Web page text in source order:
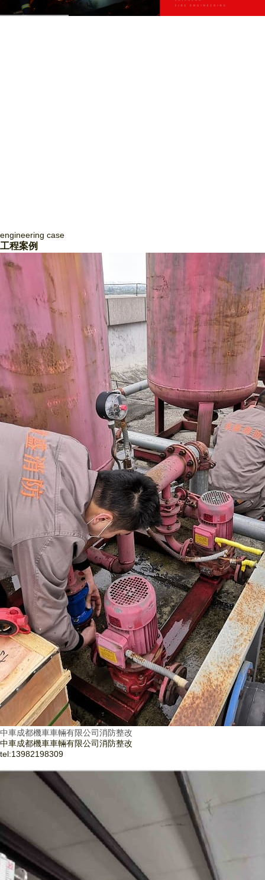
四川致盛消防工程有限公司
四川致盛消防工程有限公司，成立于2017年3月，2018年1月經四川省住
房和城鄉建設廳批準，獲得消防設施工程專業承包貳級資質和防水防腐保
溫工程專業承包貳級資質，并于2018年3月取得《 生產許可證》，隨后
取得了質量管理體系證書ISO9001和信用等級3A證書。四川致盛消防工
程有限公司是一家專業從事消防系統工程施工、消防系統運行咨詢和管
理、消防系統運行狀態監測、消防系統故障維修和整改、消防系統設備維
護保養為一體的專業施工企… ...
Read More
engineering case
工程案例
中車成都機車車輛有限公司消防整改
中車成都機車車輛有限公司消防整改
tel:13982198309